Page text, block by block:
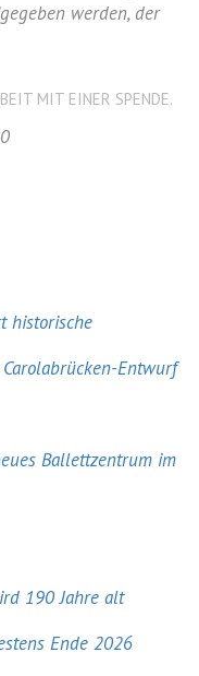
werden, der
MIT EINER SPENDE.
historische
Entwurf
Ballettzentrum im
190 Jahre alt
Ende 2026